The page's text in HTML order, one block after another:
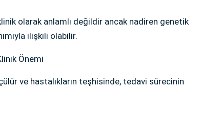
olarak anlamlı değildir ancak nadiren genetik
ilişkili olabilir.
Önemi
ve hastalıkların teşhisinde, tedavi sürecinin